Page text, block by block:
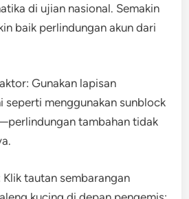
di ujian nasional. Semakin
baik perlindungan akun dari
Gunakan lapisan
seperti menggunakan sunblock
tambahan tidak
tautan sembarangan